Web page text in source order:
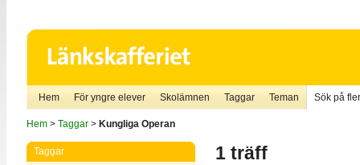
Hem För yngre elever Skolämnen Taggar Teman Sök på
Hem> Taggar> Kungliga Operan
Taggar 1 träff